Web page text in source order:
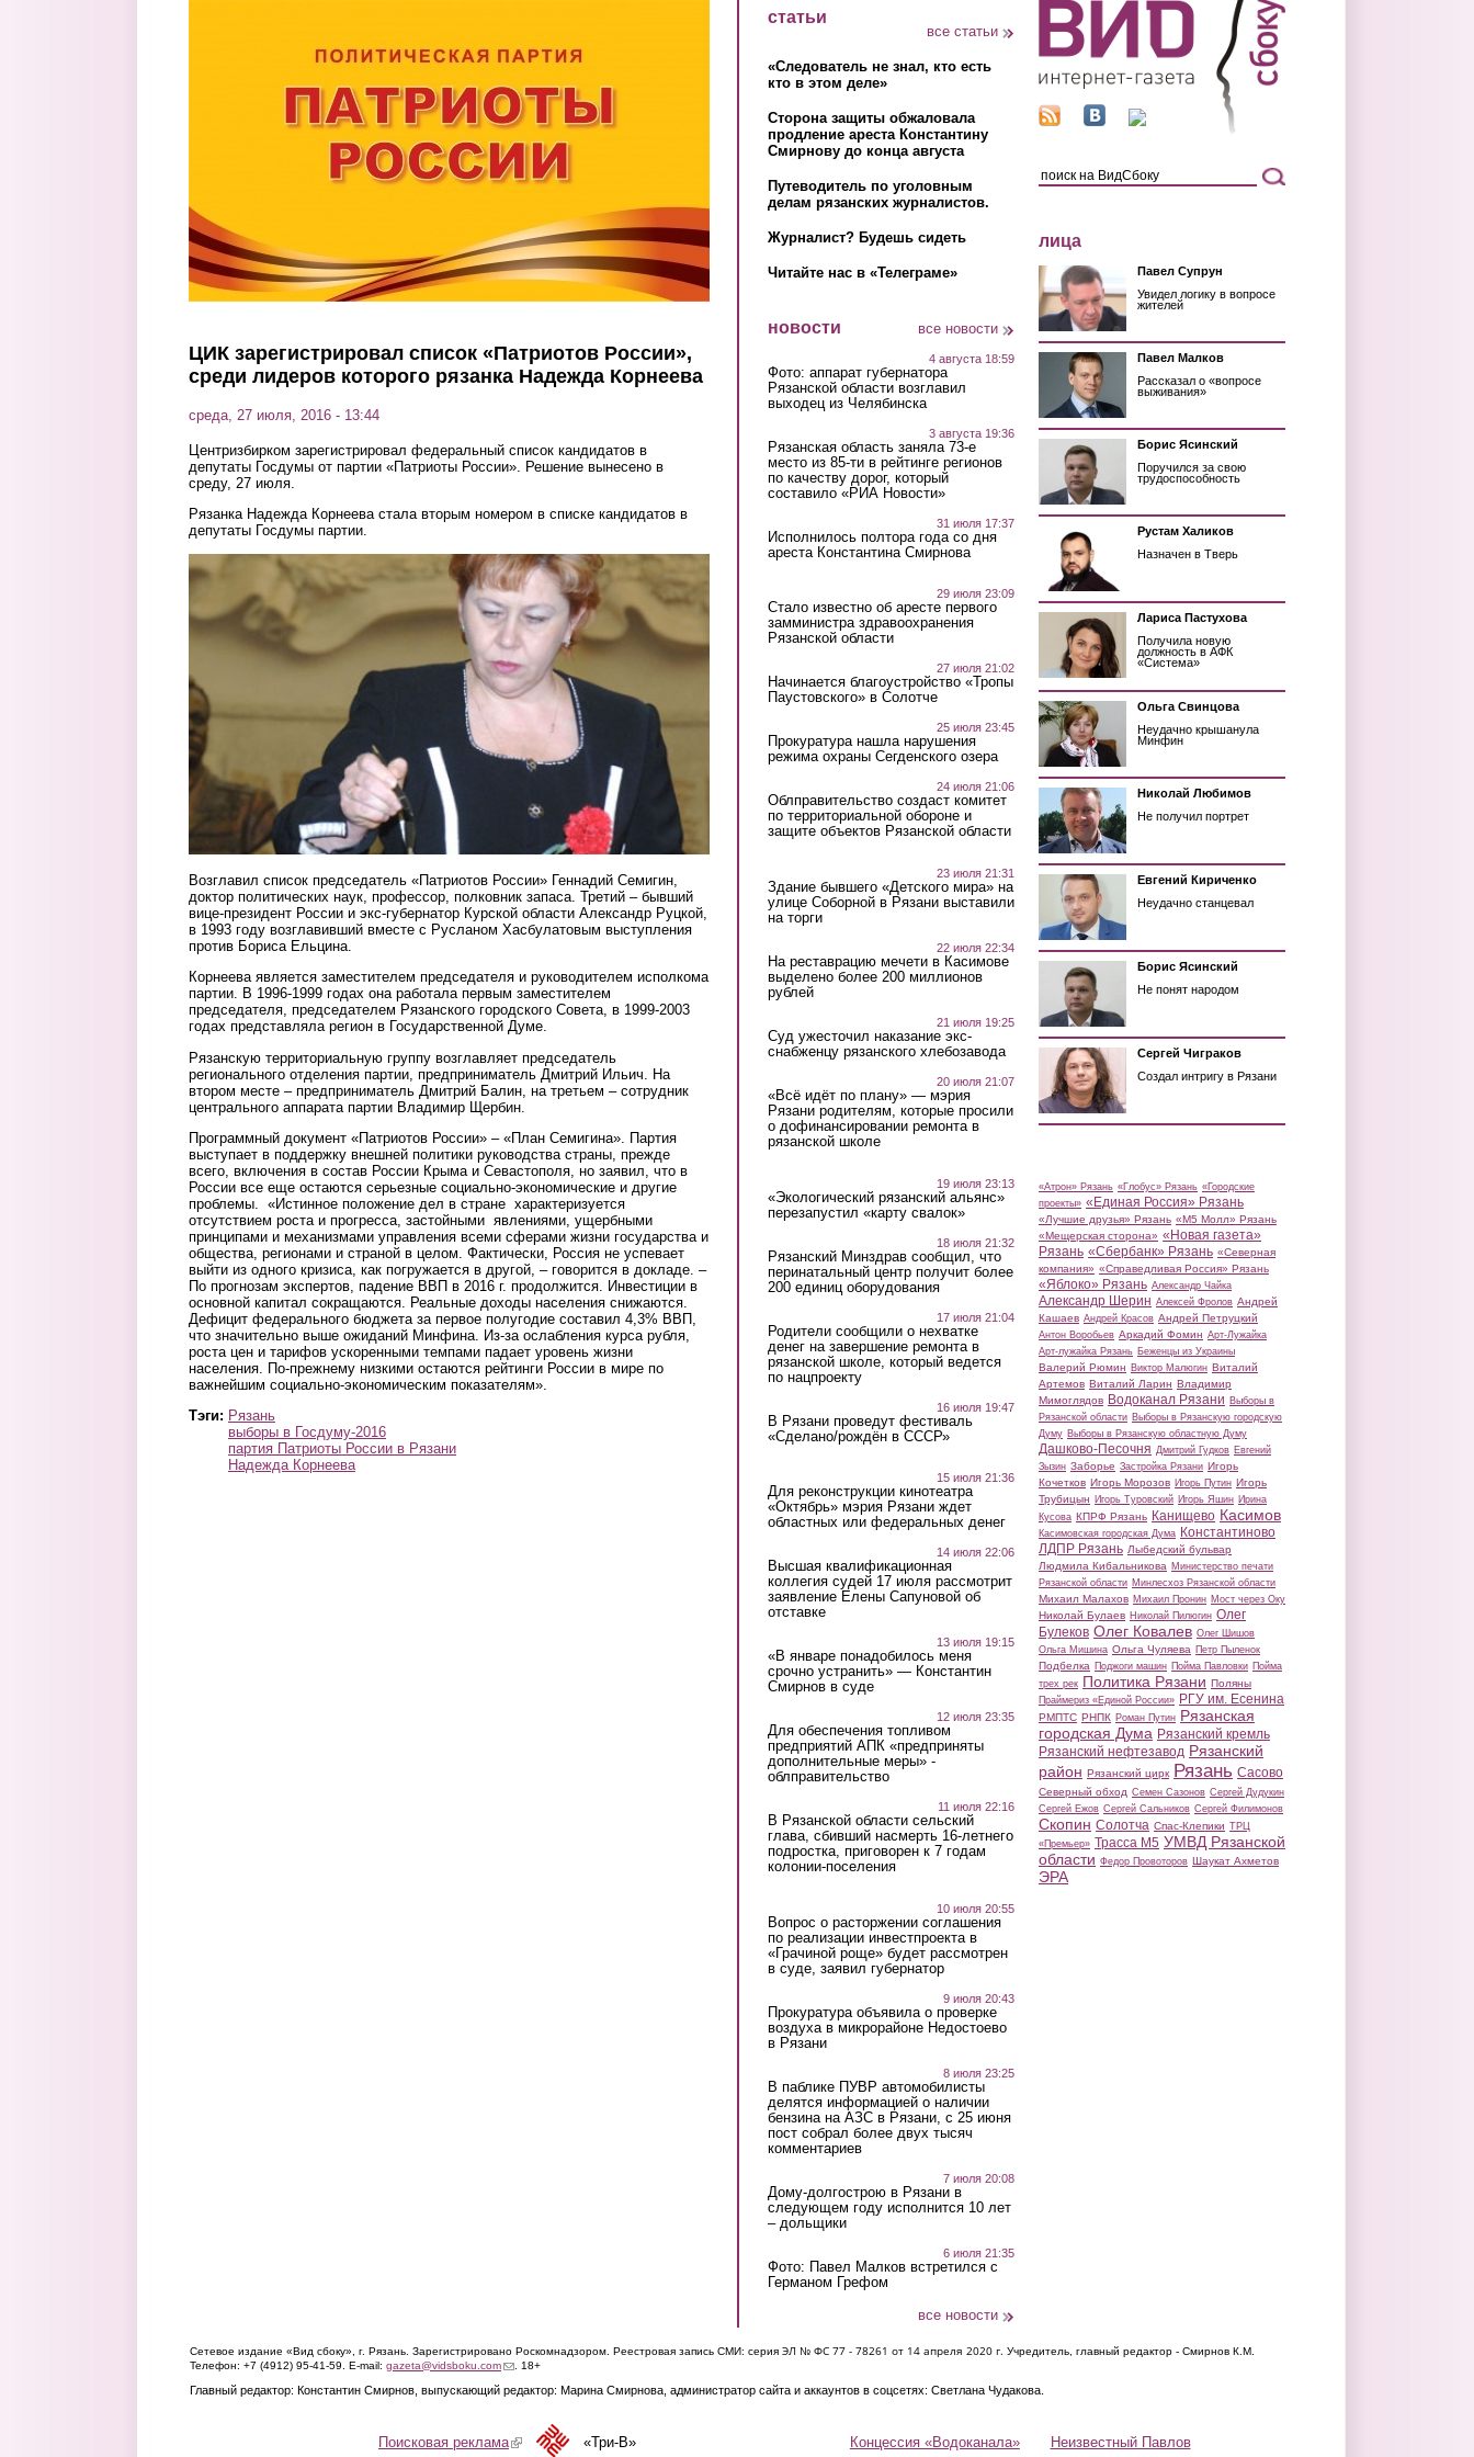
ЦИК зарегистрировал список «Патриотов России»,
среди лидеров которого рязанка Надежда Корнеева
среда, 27 июля, 2016 - 13:44
Центризбирком зарегистрировал федеральный список кандидатов в
депутаты Госдумы от партии «Патриоты России». Решение вынесено в
среду, 27 июля.
Рязанка Надежда Корнеева стала вторым номером в списке кандидатов в
депутаты Госдумы партии.
2.jpeg
Возглавил список председатель «Патриотов России» Геннадий Семигин,
доктор политических наук, профессор, полковник запаса. Третий – бывший
вице-президент России и экс-губернатор Курской области Александр Руцкой,
в 1993 году возглавивший вместе с Русланом Хасбулатовым выступления
против Бориса Ельцина.
Корнеева является заместителем председателя и руководителем исполкома
партии. В 1996-1999 годах она работала первым заместителем
председателя, председателем Рязанского городского Совета, в 1999-2003
годах представляла регион в Государственной Думе.
Рязанскую территориальную группу возглавляет председатель
регионального отделения партии, предприниматель Дмитрий Ильич. На
втором месте – предприниматель Дмитрий Балин, на третьем – сотрудник
центрального аппарата партии Владимир Щербин.
Программный документ «Патриотов России» – «План Семигина». Партия
выступает в поддержку внешней политики руководства страны, прежде
всего, включения в состав России Крыма и Севастополя, но заявил, что в
России все еще остаются серьезные социально-экономические и другие
проблемы. «Истинное положение дел в стране характеризуется
отсутствием роста и прогресса, застойными явлениями, ущербными
принципами и механизмами управления всеми сферами жизни государства и
общества, регионами и страной в целом. Фактически, Россия не успевает
выйти из одного кризиса, как погружается в другой, – говорится в докладе. –
По прогнозам экспертов, падение ВВП в 2016 г. продолжится. Инвестиции в
основной капитал сокращаются. Реальные доходы населения снижаются.
Дефицит федерального бюджета за первое полугодие составил 4,3% ВВП,
что значительно выше ожиданий Минфина. Из-за ослабления курса рубля,
роста цен и тарифов ускоренными темпами падает уровень жизни
населения. По-прежнему низкими остаются рейтинги России в мире по
важнейшим социально-экономическим показателям».
Тэги: Рязань
выборы в Госдуму-2016
партия Патриоты России в Рязани
Надежда Корнеева
статьи
все статьи
«Следователь не знал, кто есть
кто в этом деле»
Сторона защиты обжаловала
продление ареста Константину
Смирнову до конца августа
Путеводитель по уголовным
делам рязанских журналистов.
Журналист? Будешь сидеть
Читайте нас в «Телеграме»
новости все новости
4 августа 18:59
Фото: аппарат губернатора
Рязанской области возглавил
выходец из Челябинска
3 августа 19:36
Рязанская область заняла 73-е
место из 85-ти в рейтинге регионов
по качеству дорог, который
составило «РИА Новости»
31 июля 17:37
Исполнилось полтора года со дня
ареста Константина Смирнова
29 июля 23:09
Стало известно об аресте первого
замминистра здравоохранения
Рязанской области
27 июля 21:02
Начинается благоустройство «Тропы
Паустовского» в Солотче
25 июля 23:45
Прокуратура нашла нарушения
режима охраны Сегденского озера
24 июля 21:06
Облправительство создаст комитет
по территориальной обороне и
защите объектов Рязанской области
23 июля 21:31
Здание бывшего «Детского мира» на
улице Соборной в Рязани выставили
на торги
22 июля 22:34
На реставрацию мечети в Касимове
выделено более 200 миллионов
рублей
21 июля 19:25
Суд ужесточил наказание экс-
снабженцу рязанского хлебозавода
20 июля 21:07
«Всё идёт по плану» — мэрия
Рязани родителям, которые просили
о дофинансировании ремонта в
рязанской школе
19 июля 23:13
«Экологический рязанский альянс»
перезапустил «карту свалок»
18 июля 21:32
Рязанский Минздрав сообщил, что
перинатальный центр получит более
200 единиц оборудования
17 июля 21:04
Родители сообщили о нехватке
денег на завершение ремонта в
рязанской школе, который ведется
по нацпроекту
16 июля 19:47
В Рязани проведут фестиваль
«Сделано/рождён в СССР»
15 июля 21:36
Для реконструкции кинотеатра
«Октябрь» мэрия Рязани ждет
областных или федеральных денег
14 июля 22:06
Высшая квалификационная
коллегия судей 17 июля рассмотрит
заявление Елены Сапуновой об
отставке
13 июля 19:15
«В январе понадобилось меня
срочно устранить» — Константин
Смирнов в суде
12 июля 23:35
Для обеспечения топливом
предприятий АПК «предприняты
дополнительные меры» -
облправительство
11 июля 22:16
В Рязанской области сельский
глава, сбивший насмерть 16-летнего
подростка, приговорен к 7 годам
колонии-поселения
10 июля 20:55
Вопрос о расторжении соглашения
по реализации инвестпроекта в
«Грачиной роще» будет рассмотрен
в суде, заявил губернатор
9 июля 20:43
Прокуратура объявила о проверке
воздуха в микрорайоне Недостоево
в Рязани
8 июля 23:25
В паблике ПУВР автомобилисты
делятся информацией о наличии
бензина на АЗС в Рязани, с 25 июня
пост собрал более двух тысяч
комментариев
7 июля 20:08
Дому-долгострою в Рязани в
следующем году исполнится 10 лет
– дольщики
6 июля 21:35
Фото: Павел Малков встретился с
Германом Грефом
все новости
лица
Павел Супрун
Увидел логику в вопросе
жителей
Павел Малков
Рассказал о «вопросе
выживания»
Борис Ясинский
Поручился за свою
трудоспособность
Рустам Халиков
Назначен в Тверь
Лариса Пастухова
Получила новую
должность в АФК
«Система»
Ольга Свинцова
Неудачно крышанула
Минфин
Николай Любимов
Не получил портрет
Евгений Кириченко
Неудачно станцевал
Борис Ясинский
Не понят народом
Сергей Чиграков
Создал интригу в Рязани
«Атрон» Рязань «Глобус» Рязань «Городские
проекты» «Единая Россия» Рязань
«Лучшие друзья» Рязань «М5 Молл» Рязань
«Мещерская сторона» «Новая газета»
Рязань «Сбербанк» Рязань «Северная
компания» «Справедливая Россия» Рязань
«Яблоко» Рязань Александр Чайка
Александр Шерин Алексей Фролов Андрей
Кашаев Андрей Красов Андрей Петруцкий
Антон Воробьев Аркадий Фомин Арт-Лужайка
Арт-лужайка Рязань Беженцы из Украины
Валерий Рюмин Виктор Малюгин Виталий
Артемов Виталий Ларин Владимир
Мимоглядов Водоканал Рязани Выборы в
Рязанской области Выборы в Рязанскую городскую
Думу Выборы в Рязанскую областную Думу
Дашково-Песочня Дмитрий Гудков Евгений
Зызин Заборье Застройка Рязани Игорь
Кочетков Игорь Морозов Игорь Путин Игорь
Трубицын Игорь Туровский Игорь Яшин Ирина
Кусова КПРФ Рязань Канищево Касимов
Касимовская городская Дума Константиново
ЛДПР Рязань Лыбедский бульвар
Людмила Кибальникова Министерство печати
Рязанской области Минлесхоз Рязанской области
Михаил Малахов Михаил Пронин Мост через Оку
Николай Булаев Николай Пилюгин Олег
Булеков Олег Ковалев Олег Шишов
Ольга Мишина Ольга Чуляева Петр Пыленок
Подбелка Поджоги машин Пойма Павловки Пойма
трех рек Политика Рязани Поляны
Праймериз «Единой России» РГУ им. Есенина
РМПТС РНПК Роман Путин Рязанская
городская Дума Рязанский кремль
Рязанский нефтезавод Рязанский
район Рязанский цирк Рязань Сасово
Северный обход Семен Сазонов Сергей Дудукин
Сергей Ежов Сергей Сальников Сергей Филимонов
Скопин Солотча Спас-Клепики ТРЦ
«Премьер» Трасса М5 УМВД Рязанской
области Федор Провоторов Шаукат Ахметов
ЭРА
Сетевое издание «Вид сбоку», г. Рязань. Зарегистрировано Роскомнадзором. Реестровая запись СМИ: серия ЭЛ № ФС 77 - 78261 от 14 апреля 2020 г. Учредитель, главный редактор - Смирнов К.М.
Телефон: +7 (4912) 95-41-59. E-mail: gazeta@vidsboku.com(link sends e-mail)
. 18+
Главный редактор: Константин Смирнов, выпускающий редактор: Марина Смирнова, администратор сайта и аккаунтов в соцсетях: Светлана Чудакова.
Концессия «Водоканала» Неизвестный Павлов
Поисковая реклама(link is external)«Три-В»